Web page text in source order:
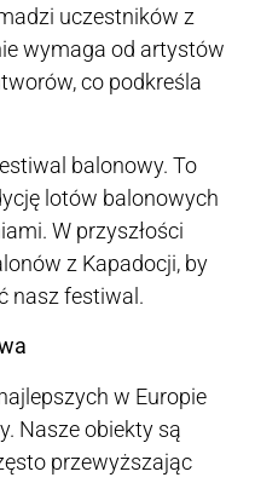
uczestników z
wymaga od artystów
co podkreśla
balonowy. To
lotów balonowych
W przyszłości
z Kapadocji, by
nasz festiwal.
w Europie
Nasze obiekty są
przewyższając